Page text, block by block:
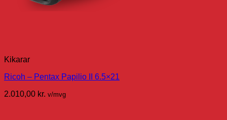
Kikarar
Ricoh – Pentax Papilio II 6.5×21
2.010,00 kr. v/mvg